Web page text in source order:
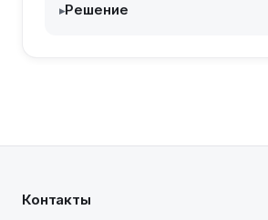
▸Решение
Контакты